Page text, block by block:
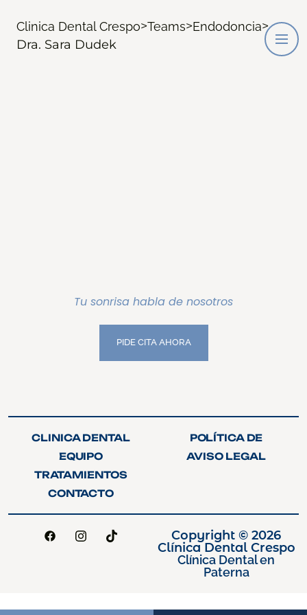
Clinica Dental Crespo>Teams>Endodoncia>
Dra. Sara Dudek
Tu sonrisa habla de nosotros
PIDE CITA AHORA
CLINICA DENTAL
EQUIPO
TRATAMIENTOS
CONTACTO
POLÍTICA DE
PRIVACIDAD
AVISO LEGAL
Copyright © 2026
Clínica Dental Crespo
Clínica Dental en
Paterna